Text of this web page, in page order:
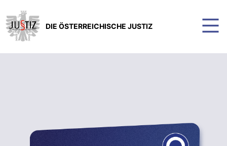
DIE ÖSTERREICHISCHE JUSTIZ